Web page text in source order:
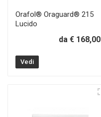
Orafol® Oraguard® 215
Lucido
da € 168,00
Vedi